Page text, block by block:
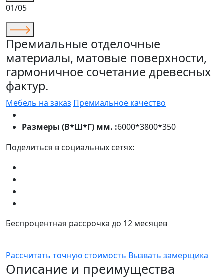
01/05
Премиальные отделочные
материалы, матовые поверхности,
гармоничное сочетание древесных
фактур.
Мебель на заказ Премиальное качество
Размеры (В*Ш*Г) мм. :6000*3800*350
Поделиться в социальных сетях:
Беспроцентная рассрочка до 12 месяцев
Рассчитать точную стоимость Вызвать замерщика
Описание и преимущества